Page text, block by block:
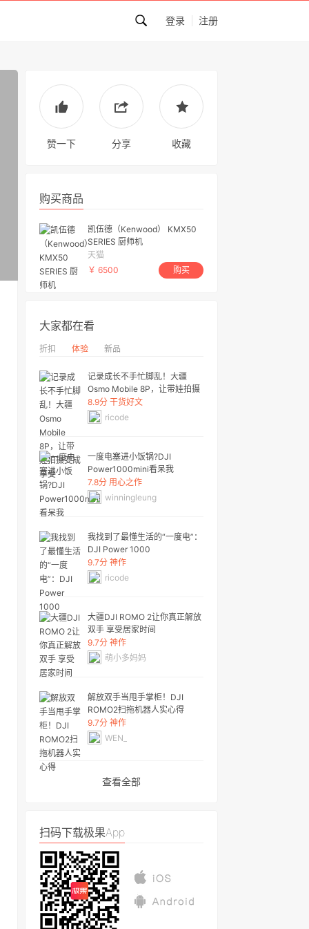
登录 注册
赞一下 分享 收藏
购买商品
凯伍德（Kenwood） KMX50
SERIES 厨师机
天猫
￥ 6500
购买
大家都在看
折扣 体验 新品
记录成长不手忙脚乱！大疆
Osmo Mobile 8P，让带娃拍摄
变成享受
8.9分 干货好文
ricode
一度电塞进小饭锅?DJI
Power1000mini看呆我
7.8分 用心之作
winningleung
我找到了最懂生活的“一度电”：
DJI Power 1000
9.7分 神作
ricode
大疆DJI ROMO 2让你真正解放
双手 享受居家时间
9.7分 神作
萌小多妈妈
解放双手当甩手掌柜！DJI
ROMO2扫拖机器人实心得
9.7分 神作
WEN_
查看全部
扫码下载极果App